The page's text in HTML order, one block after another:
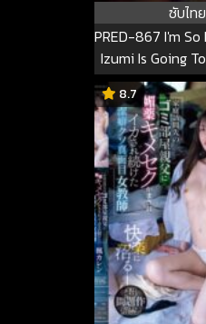
ซับไทย
PRED-867 I'm
Izumi Is Going
Guy I Like! So…
Rape Her And
Her And Ruin
Yukimura Izumi
8.7